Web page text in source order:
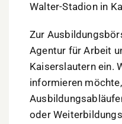
Walter-Stadion in
Zur
Agentur für Arbeit
Kaiserslautern ein.
informieren
oder